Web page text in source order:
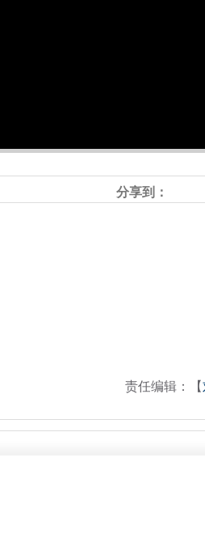
分享到：
责任编辑：【